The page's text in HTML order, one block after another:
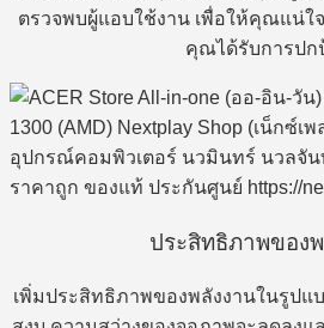
ตรวจพบผู้แอบใช้งาน เพื่อให้คุณแน่ใ
คุณได้รับการปก
ประสิทธิภาพของ
เพิ่มประสิทธิภาพของพลังงานในรูปแ